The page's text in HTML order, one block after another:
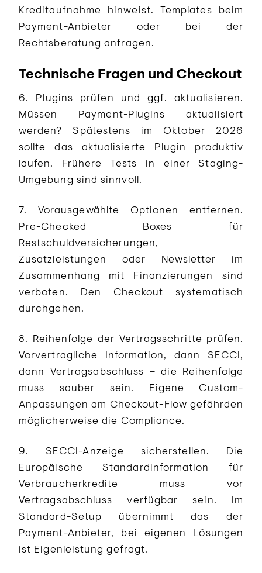
Kreditaufnahme hinweist. Templates beim
Payment-Anbieter oder bei der
Rechtsberatung anfragen.
Technische Fragen und Checkout
6. Plugins prüfen und ggf. aktualisieren.
Müssen Payment-Plugins aktualisiert
werden? Spätestens im Oktober 2026
sollte das aktualisierte Plugin produktiv
laufen. Frühere Tests in einer Staging-
Umgebung sind sinnvoll.
7. Vorausgewählte Optionen entfernen.
Pre-Checked Boxes für
Restschuldversicherungen,
Zusatzleistungen oder Newsletter im
Zusammenhang mit Finanzierungen sind
verboten. Den Checkout systematisch
durchgehen.
8. Reihenfolge der Vertragsschritte prüfen.
Vorvertragliche Information, dann SECCI,
dann Vertragsabschluss – die Reihenfolge
muss sauber sein. Eigene Custom-
Anpassungen am Checkout-Flow gefährden
möglicherweise die Compliance.
9. SECCI-Anzeige sicherstellen. Die
Europäische Standardinformation für
Verbraucherkredite muss vor
Vertragsabschluss verfügbar sein. Im
Standard-Setup übernimmt das der
Payment-Anbieter, bei eigenen Lösungen
ist Eigenleistung gefragt.